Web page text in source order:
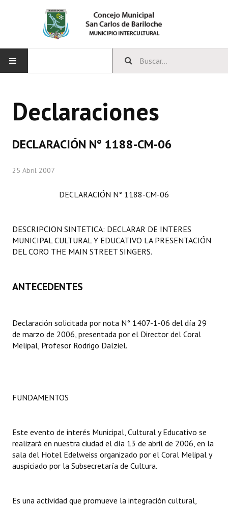
CONCEJO
Comisiones Especiales
Programas
Constitución Nacional
Carta Orgánica 2007
Reglamento Interno
Informes de Gestión
Proyectos Presentados
Actas de Sesión
Declaraciones
DECLARACIÓN N° 1188-CM-06
25 Abril 2007
DECLARACIÓN N° 1188-CM-06
DESCRIPCION SINTETICA: DECLARAR DE INTERES
MUNICIPAL CULTURAL Y EDUCATIVO LA PRESENTACIÓN
DEL CORO THE MAIN STREET SINGERS.
ANTECEDENTES
Declaración solicitada por nota N° 1407-1-06 del día 29
de marzo de 2006, presentada por el Director del Coral
Melipal, Profesor Rodrigo Dalziel.
FUNDAMENTOS
Este evento de interés Municipal, Cultural y Educativo se
realizará en nuestra ciudad el día 13 de abril de 2006, en la
sala del Hotel Edelweiss organizado por el Coral Melipal y
auspiciado por la Subsecretaría de Cultura.
Es una actividad que promueve la integración cultural,